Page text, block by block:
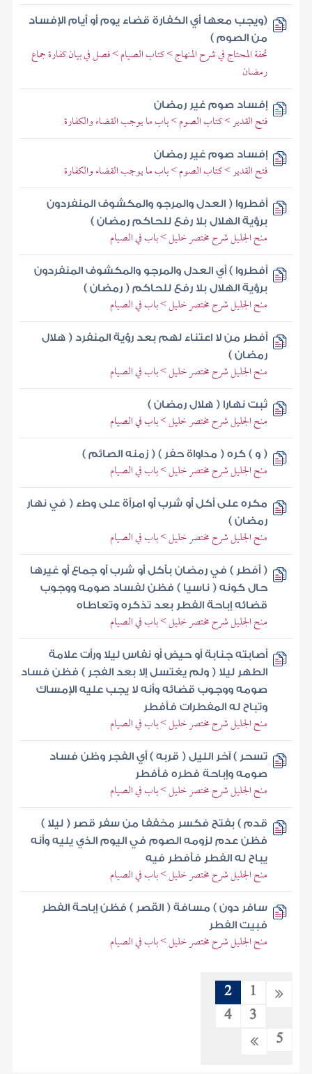
(ويجب معها أي الكفارة قضاء يوم أو أيام الإفساد
من الصوم )
تحفة المحتاج في شرح المنهاج > كتاب الصيام > فصل في بيان كفارة جماع
رمضان
إفساد صوم غير رمضان
فتح القدير > كتاب الصوم > باب ما يوجب القضاء والكفارة
إفساد صوم غير رمضان
فتح القدير > كتاب الصوم > باب ما يوجب القضاء والكفارة
أفطروا ( العدل والمرجو والمكشوف المنفردون
برؤية الهلال بلا رفع للحاكم رمضان )
منح الجليل شرح مختصر خليل > باب في الصيام
أفطروا ) أي العدل والمرجو والمكشوف المنفردون
برؤية الهلال بلا رفع للحاكم ( رمضان )
منح الجليل شرح مختصر خليل > باب في الصيام
أفطر من لا اعتناء لهم بعد رؤية المنفرد ( هلال
رمضان )
منح الجليل شرح مختصر خليل > باب في الصيام
ثبت نهارا ( هلال رمضان )
منح الجليل شرح مختصر خليل > باب في الصيام
( و ) كره ( مداواة حفر ) ( زمنه الصائم )
منح الجليل شرح مختصر خليل > باب في الصيام
مكره على أكل أو شرب أو امرأة على وطء ( في نهار
رمضان )
منح الجليل شرح مختصر خليل > باب في الصيام
( أفطر ) في رمضان بأكل أو شرب أو جماع أو غيرها
حال كونه ( ناسيا ) فظن لفساد صومه ووجوب
قضائه إباحة الفطر بعد تذكره وتعاطاه
منح الجليل شرح مختصر خليل > باب في الصيام
أصابته جنابة أو حيض أو نفاس ليلا ورأت علامة
الطهر ليلا ( ولم يغتسل إلا بعد الفجر ) فظن فساد
صومه ووجوب قضائه وأنه لا يجب عليه الإمساك
وتباح له المفطرات فأفطر
منح الجليل شرح مختصر خليل > باب في الصيام
تسحر ) آخر الليل ( قربه ) أي الفجر وظن فساد
صومه وإباحة فطره فأفطر
منح الجليل شرح مختصر خليل > باب في الصيام
قدم ) بفتح فكسر مخففا من سفر قصر ( ليلا )
فظن عدم لزومه الصوم في اليوم الذي يليه وأنه
يباح له الفطر فأفطر فيه
منح الجليل شرح مختصر خليل > باب في الصيام
سافر دون ) مسافة ( القصر ) فظن إباحة الفطر
فبيت الفطر
منح الجليل شرح مختصر خليل > باب في الصيام
1
2
3
4
5